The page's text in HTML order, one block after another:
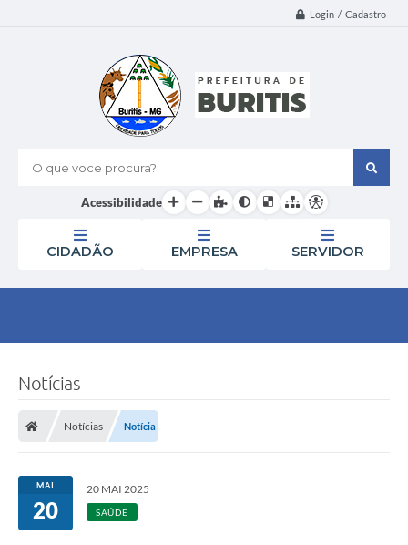
Login / Cadastro
O que voce procura?
Acessibilidade
CIDADÃO EMPRESA SERVIDOR
Notícias
Notícias Notícia
MAI
20
20 MAI 2025
SAÚDE